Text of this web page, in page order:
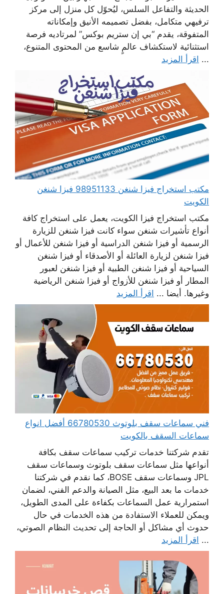
الحديثة والتفاعل السلس، ليُحوّل كل منزل إلى مركز
ترفيهي متكامل، بفضل تصميمه الأنيق وإمكاناته
المتفوقة، يقدم “بي إن ستريم بوكس” لمرتاديه فرصة
استثنائية لاستكشاف عالمٍ شاسع من المحتوى المتنوع،
... اقرأ المزيد
مكتب استخراج فيزا شنغن 98951133 فيزا شنغن
الكويت
مكتب استخراج فيزا الكويت، يعمل على استخراج كافة
أنواع تأشيرات شنغن سواء كانت فيزا شنغن للزيارة
الرسمية أو فيزا شنغن الدراسية أو فيزا شنغن للأعمال أو
فيزا شنغن لزيارة العائلة أو الأصدقاء أو فيزا شنغن
السياحية أو فيزا شنغن الطبية أو فيزا شنغن لعبور
المطار أو فيزا شنغن للأزواج أو فيزا شنغن الرياضية
وغيرها. أيضا ... اقرأ المزيد
فني سماعات سقف بلوتوث 66780530 أفضل انواع
سماعات السقف بالكويت
تقدم شركتنا خدمات تركيب سماعات سقف بكافة
أنواعها مثل سماعات سقف بلوتوث وسماعات سقف
JPL وسماعات سقف BOSE، كما نقدم في شركتنا
خدمات ما بعد البيع، مثل الصيانة والدعم الفني، لضمان
استمرارية عمل السماعات بكفاءة على المدى الطويل،
ويمكن للعملاء الاستفادة من هذه الخدمات في حال
حدوث أي مشاكل أو الحاجة إلى تحديث النظام الصوتي،
... اقرأ المزيد